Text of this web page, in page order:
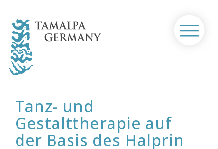
content
Home
Ausbildung / Seminare
Tamalpa Life/Art Process®
Tanz- und
Gestalttherapie auf
der Basis des Halprin